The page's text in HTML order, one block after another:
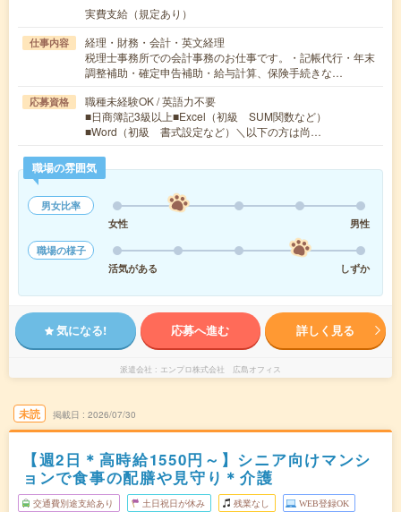
実費支給（規定あり）
仕事内容
経理・財務・会計・英文経理
税理士事務所での会計事務のお仕事です。・記帳代行・年末
調整補助・確定申告補助・給与計算、保険手続きな…
応募資格
職種未経験OK / 英語力不要
■日商簿記3級以上■Excel（初級 SUM関数など）
■Word（初級 書式設定など）＼以下の方は尚…
職場の雰囲気
男女比率
女性
男性
職場の様子
活気がある
しずか
気になる! 応募へ進む 詳しく見る
派遣会社 エンプロ株式会社 広島オフィス
未読 掲載日 2026/07/30
【週2日＊高時給1550円～】シニア向けマンシ
ョンで食事の配膳や見守り＊介護
交通費別途支給あり 土日祝日が休み 残業なし WEB登録OK